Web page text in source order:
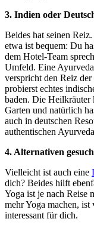
3. Indien oder
Beides hat seinen
etwa ist bequem: Du
dem Hotel-Team
Umfeld. Eine
verspricht den Reiz
probierst echtes
baden. Die Heilkräuter
Garten und natürlich
auch in deutschen
authentischen
4. Alternativen
Vielleicht ist auch eine
dich? Beides hilft
Yoga ist je nach Reise
mehr Yoga machen,
interessant für dich.